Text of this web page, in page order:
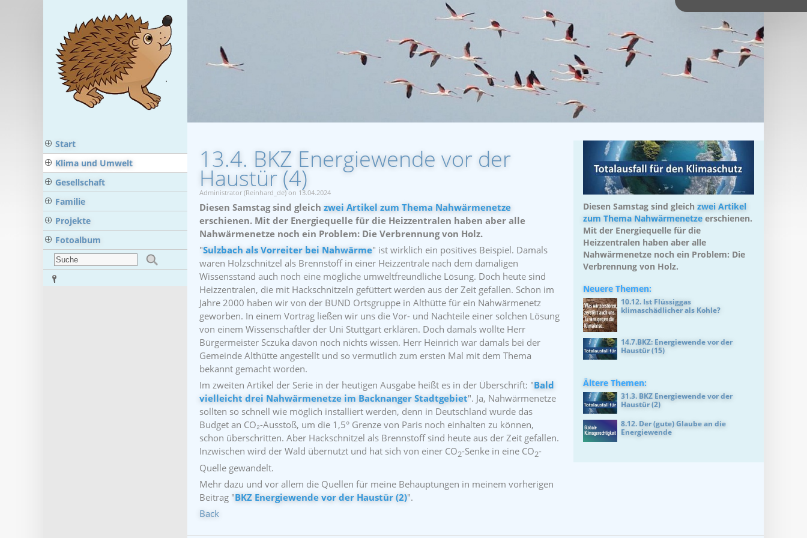
Start
Klima und Umwelt
Gesellschaft
Familie
Projekte
Fotoalbum
13.4. BKZ Energiewende vor der
Haustür (4)
Administrator (Reinhard_de) on 13.04.2024
Diesen Samstag sind gleich zwei Artikel zum Thema Nahwärmenetze
erschienen. Mit der Energiequelle für die Heizzentralen haben aber alle
Nahwärmenetze noch ein Problem: Die Verbrennung von Holz.
"Sulzbach als Vorreiter bei Nahwärme" ist wirklich ein positives Beispiel. Damals
waren Holzschnitzel als Brennstoff in einer Heizzentrale nach dem damaligen
Wissensstand auch noch eine mögliche umweltfreundliche Lösung. Doch heute sind
Heizzentralen, die mit Hackschnitzeln gefüttert werden aus der Zeit gefallen. Schon im
Jahre 2000 haben wir von der BUND Ortsgruppe in Althütte für ein Nahwärmenetz
geworben. In einem Vortrag ließen wir uns die Vor- und Nachteile einer solchen Lösung
von einem Wissenschaftler der Uni Stuttgart erklären. Doch damals wollte Herr
Bürgermeister Sczuka davon noch nichts wissen. Herr Heinrich war damals bei der
Gemeinde Althütte angestellt und so vermutlich zum ersten Mal mit dem Thema
bekannt gemacht worden.
Im zweiten Artikel der Serie in der heutigen Ausgabe heißt es in der Überschrift: "Bald
vielleicht drei Nahwärmenetze im Backnanger Stadtgebiet". Ja, Nahwärmenetze
sollten so schnell wie möglich installiert werden, denn in Deutschland wurde das
Budget an CO₂-Ausstoß, um die 1,5° Grenze von Paris noch einhalten zu können,
schon überschritten. Aber Hackschnitzel als Brennstoff sind heute aus der Zeit gefallen.
Inzwischen wird der Wald übernutzt und hat sich von einer CO2-Senke in eine CO2-
Quelle gewandelt.
Mehr dazu und vor allem die Quellen für meine Behauptungen in meinem vorherigen
Beitrag "BKZ Energiewende vor der Haustür (2)".
Back
Diesen Samstag sind gleichzwei Artikel
zum Thema Nahwärmenetze erschienen.
Mit der Energiequelle für die
Heizzentralen haben aber alle
Nahwärmenetze noch ein Problem: Die
Verbrennung von Holz.
Neuere Themen:
10.12. Ist Flüssiggas
klimaschädlicher als Kohle?
14.7.BKZ: Energiewende vor der
Haustür (15)
Ältere Themen:
31.3. BKZ Energiewende vor der
Haustür (2)
8.12. Der (gute) Glaube an die
Energiewende